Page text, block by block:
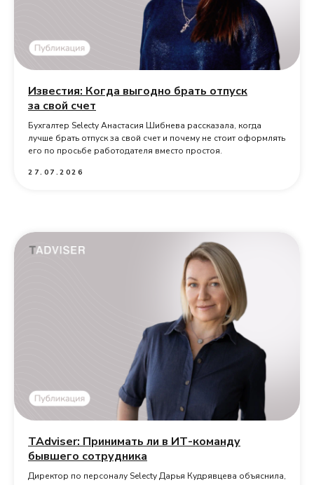
Известия: Когда выгодно брать отпуск
за свой счет
Бухгалтер Selecty Анастасия Шибнева рассказала, когда
лучше брать отпуск за свой счет и почему не стоит оформлять
его по просьбе работодателя вместо простоя.
27.07.2026
TAdviser: Принимать ли в ИТ-команду
бывшего сотрудника
Директор по персоналу Selecty Дарья Кудрявцева объяснила,